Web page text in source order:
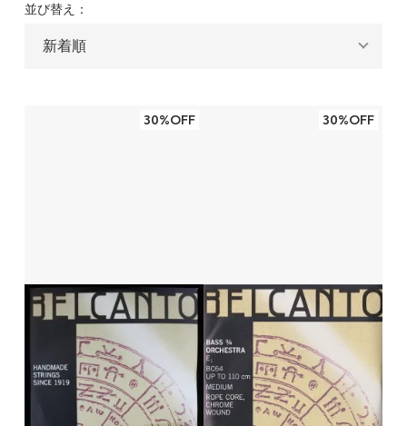
並び替え：
30%OFF 30%OFF